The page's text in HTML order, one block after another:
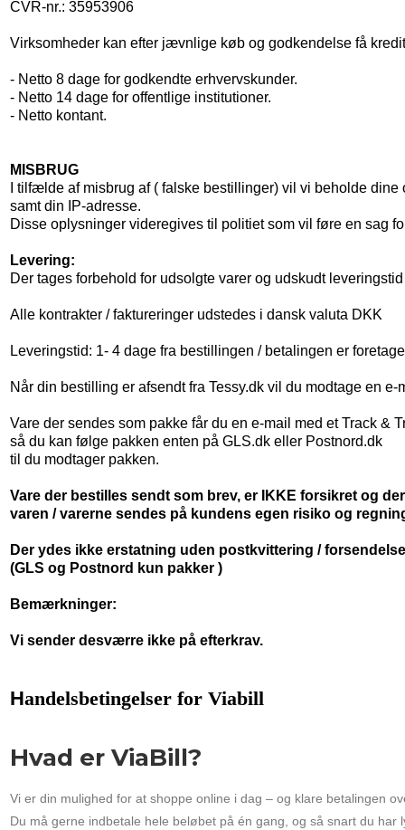
CVR-nr.: 35953906
Virksomheder kan efter jævnlige køb og godkendelse få
- Netto 8 dage for godkendte erhvervskunder.
- Netto 14 dage for offentlige institutioner.
- Netto kontant.
MISBRUG
I tilfælde af misbrug af ( falske bestillinger) vil vi beholde dine
samt din IP-adresse.
Disse oplysninger videregives til politiet som vil føre en sag
Levering:
Der tages forbehold for udsolgte varer og udskudt leveringstid
Alle kontrakter / faktureringer udstedes i dansk valuta DKK
Leveringstid: 1- 4 dage fra bestillingen / betalingen er
Når din bestilling er afsendt fra Tessy.dk vil du modtage en e-
Vare der sendes som pakke får du en e-mail med et Track &
så du kan følge pakken enten på GLS.dk eller Postnord.dk
til du modtager pakken.
Vare der bestilles sendt som brev, er IKKE forsikret og
varen / varerne sendes på kundens egen risiko og
Der ydes ikke erstatning uden postkvittering /
(GLS og Postnord kun pakker )
Bemærkninger:
Vi sender desværre ikke på efterkrav.
Handelsbetingelser for Viabill
Hvad er ViaBill?
Vi er din mulighed for at shoppe online i dag – og klare betalingen
Du må gerne indbetale hele beløbet på én gang, og så snart du